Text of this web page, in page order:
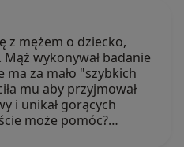
z mężem o dziecko,
wykonywał badanie
ma za mało "szybkich
mu aby przyjmował
i unikał gorących
może pomóc?…